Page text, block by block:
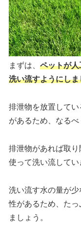
まずは、ペットが
洗い流すようにし
排泄物を放置して
があるため、なるべ
排泄物があれば取
使って洗い流してい
洗い流す水の量が
性があるため、た
ましょう。